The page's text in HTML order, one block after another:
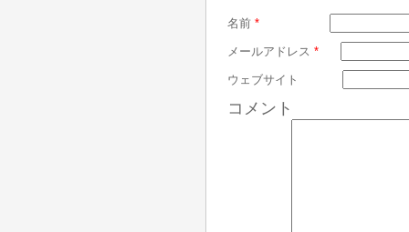
名前 *
メールアドレス *
ウェブサイト
コメント